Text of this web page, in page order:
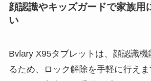
顔認識やキッズガードで家族用
い
Bvlary X95タブレットは、顔認識機
るため、ロック解除を手軽に行え